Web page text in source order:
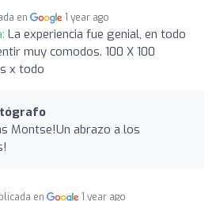
en 1 year ago
La experiencia fue genial, en todo
muy comodos. 100 X 100
x todo
Montse!Un abrazo a los
en 1 year ago